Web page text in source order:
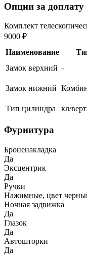
Опции за доплату
Комплект
9000 ₽
Наименование
Замок верхний -
Замок нижний
Тип цилиндра
кл/
Фурнитура
Броненакладка
Да
Эксцентрик
Да
Ручки
Нажимные, цвет
Ночная задвижка
Да
Глазок
Да
Автошторки
Да